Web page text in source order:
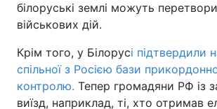
білоруські землі можуть
військових дій.
Крім того, у Білорусі підтвердили
спільної з Росією бази
контролю. Тепер громадяни РФ із
виїзд, наприклад, ті, хто отримав